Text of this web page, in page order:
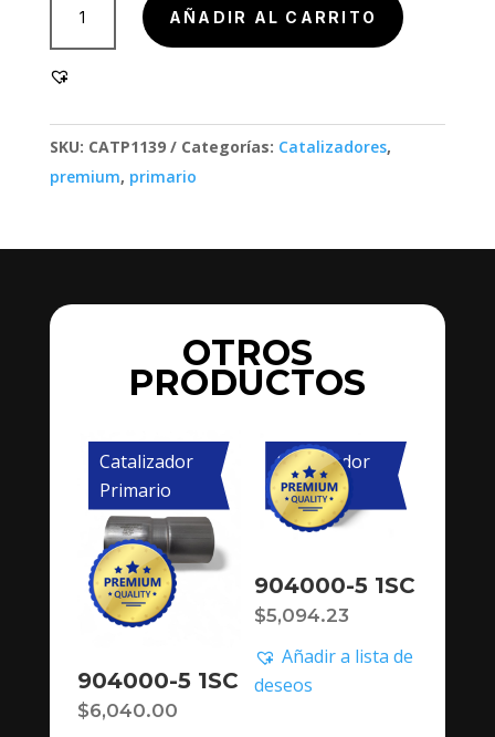
cantidad
AÑADIR AL CARRITO
SKU: CATP1139 Categorías: Catalizadores,
premium, primario
OTROS
PRODUCTOS
Catalizador
Primario
904000-5 1SC
$6,040.00
Catalizador
Primario
904000-5 1SC
$5,094.23
Añadir a lista de
deseos